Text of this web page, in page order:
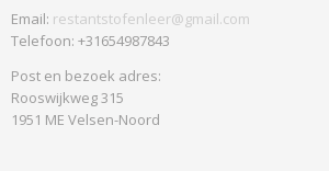
Email: restantstofenleer@gmail.com
Telefoon: +31654987843
Post en bezoek adres:
Rooswijkweg 315
1951 ME Velsen-Noord